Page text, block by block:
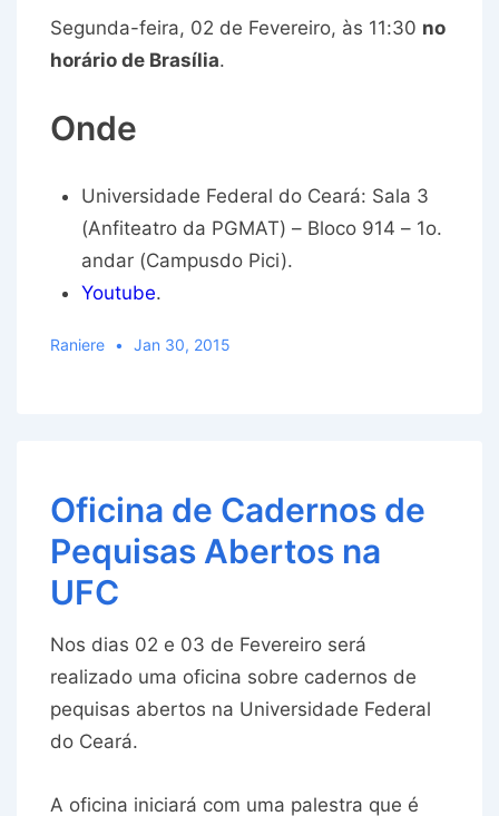
Segunda-feira, 02 de Fevereiro, às 11:30 no
horário de Brasília.
Onde
Universidade Federal do Ceará: Sala 3
(Anfiteatro da PGMAT) – Bloco 914 – 1o.
andar (Campusdo Pici).
Youtube.
Raniere Jan 30, 2015
Oficina de Cadernos de
Pequisas Abertos na
UFC
Nos dias 02 e 03 de Fevereiro será
realizado uma oficina sobre cadernos de
pequisas abertos na Universidade Federal
do Ceará.
A oficina iniciará com uma palestra que é